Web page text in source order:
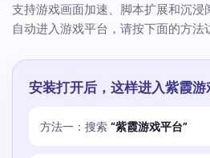
支持游戏画面加速、脚本扩展和沉浸
自动进入游戏平台，请按下面的方法
安装打开后，这样进入紫霞游
方法一：搜索 “紫霞游戏平台”